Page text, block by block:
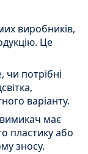
виробників,
Це
чи потрібні
варіанту.
вимикач має
пластику або
зносу.